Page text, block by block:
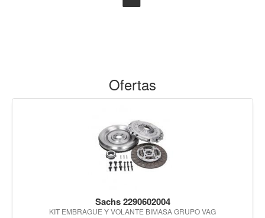
Ofertas
Sachs 2290602004
KIT EMBRAGUE Y VOLANTE BIMASA GRUPO VAG